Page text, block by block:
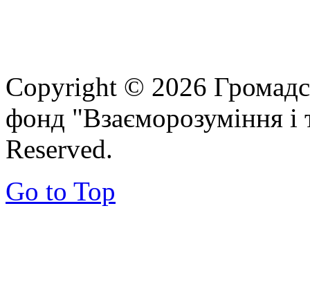
Copyright © 2026
фонд "Взаєморозуміння і
Reserved.
Go to Top